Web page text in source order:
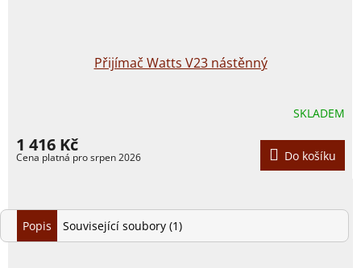
Přijímač Watts V23 nástěnný
SKLADEM
1 416 Kč
Do košíku
Popis Související soubory (1)